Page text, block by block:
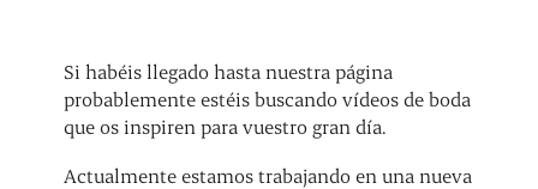
Si habéis llegado hasta nuestra página
probablemente estéis buscando vídeos de boda
que os inspiren para vuestro gran día.
Actualmente estamos trabajando en una nueva